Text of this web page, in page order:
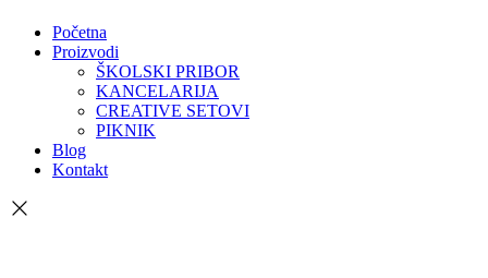
Početna
Proizvodi
ŠKOLSKI PRIBOR
KANCELARIJA
CREATIVE SETOVI
PIKNIK
Blog
Kontakt